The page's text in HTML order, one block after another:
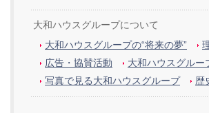
大和ハウスグループについて
大和ハウスグループの“将来の夢”
広告・協賛活動
大和ハウスグルー
写真で見る大和ハウスグループ
歴